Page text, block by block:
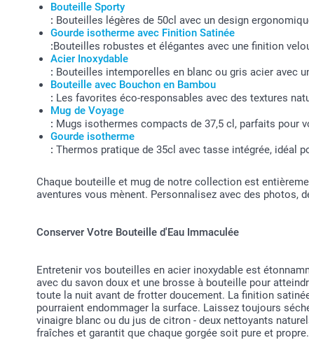
Bouteille Sporty
: Bouteilles légères de 50cl avec un design
Gourde isotherme avec Finition Satinée
:Bouteilles robustes et élégantes avec une finition
Acier Inoxydable
: Bouteilles intemporelles en blanc ou gris acier avec
Bouteille avec Bouchon en Bambou
: Les favorites éco-responsables avec des textures
Mug de Voyage
: Mugs isothermes compacts de 37,5 cl, parfaits pour
Gourde isotherme
: Thermos pratique de 35cl avec tasse intégrée, idéal
Chaque bouteille et mug de notre collection est
aventures vous mènent. Personnalisez avec des photos,
Conserver Votre Bouteille d'Eau Immaculée
Entretenir vos bouteilles en acier inoxydable est
avec du savon doux et une brosse à bouteille pour
toute la nuit avant de frotter doucement. La finition
pourraient endommager la surface. Laissez toujours
vinaigre blanc ou du jus de citron - deux nettoyants
fraîches et garantit que chaque gorgée soit pure et propre.